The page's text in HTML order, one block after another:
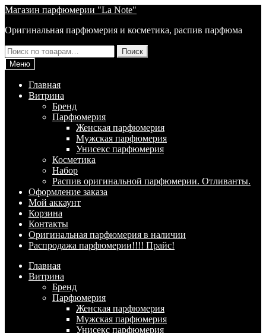
Перейти
навигации
Перейти
содержимому
Магазин парфюмерии "La Note"
Оригинальная парфюмерия и косметика, распив парфюма
Искать:
Поиск
Меню
Главная
Витрина
Брeнд
Парфюмерия
Женская парфюмерия
Мужская парфюмерия
Унисекс парфюмерия
Косметика
Набор
Распив оригинальной парфюмерии. Отливанты.
Оформление заказа
Мой аккаунт
Корзина
Контакты
Оригинальная парфюмерия в наличии
Распродажа парфюмерии!!!! Прайс!
Главная
Витрина
Брeнд
Парфюмерия
Женская парфюмерия
Мужская парфюмерия
Унисекс парфюмерия